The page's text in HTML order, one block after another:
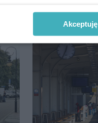
Relacje i fotorelacje
Akceptuję